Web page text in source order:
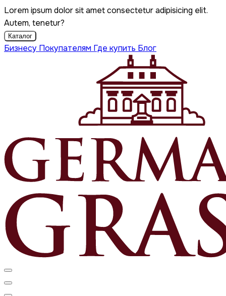
Lorem ipsum dolor sit amet consectetur adipisicing elit.
Autem, tenetur?
Каталог
Бизнесу Покупателям Где купить Блог